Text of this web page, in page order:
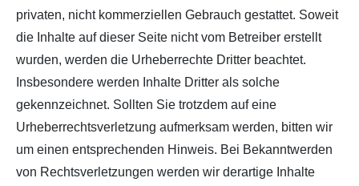
privaten, nicht kommerziellen Gebrauch gestattet. Soweit
die Inhalte auf dieser Seite nicht vom Betreiber erstellt
wurden, werden die Urheberrechte Dritter beachtet.
Insbesondere werden Inhalte Dritter als solche
gekennzeichnet. Sollten Sie trotzdem auf eine
Urheberrechtsverletzung aufmerksam werden, bitten wir
um einen entsprechenden Hinweis. Bei Bekanntwerden
von Rechtsverletzungen werden wir derartige Inhalte